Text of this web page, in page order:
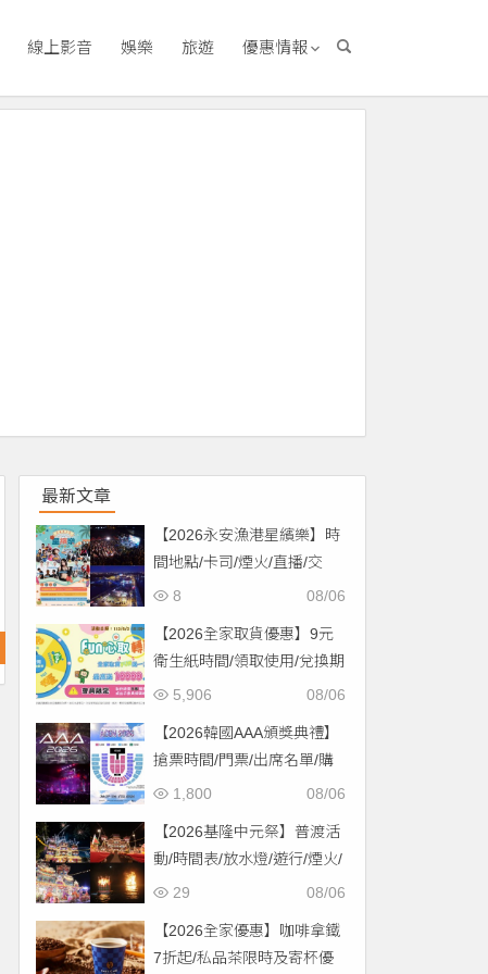
線上影音 娛樂 旅遊 優惠情報
最新文章
【2026永安漁港星繽樂】時
間地點/卡司/煙火/直播/交
通，免費入場！
08/06
8
【2026全家取貨優惠】9元
衛生紙時間/領取使用/兌換期
限一次看！
08/06
5,906
【2026韓國AAA頒獎典禮】
搶票時間/門票/出席名單/購
票一次看！
08/06
1,800
【2026基隆中元祭】普渡活
動/時間表/放水燈/遊行/煙火/
交通一次看！
08/06
29
【2026全家優惠】咖啡拿鐵
7折起/私品茶限時及寄杯優